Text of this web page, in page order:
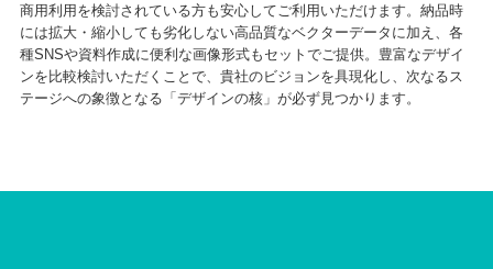
商用利用を検討されている方も安心してご利用いただけます。納品時
には拡大・縮小しても劣化しない高品質なベクターデータに加え、各
種SNSや資料作成に便利な画像形式もセットでご提供。豊富なデザイ
ンを比較検討いただくことで、貴社のビジョンを具現化し、次なるス
テージへの象徴となる「デザインの核」が必ず見つかります。